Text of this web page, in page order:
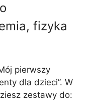
fizyka
pierwszy
dla dzieci”. W
zestawy do: